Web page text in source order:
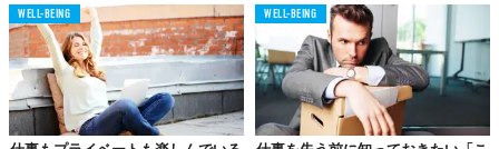
WELL-BEING WELL-BEING